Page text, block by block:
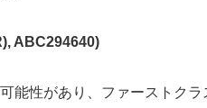
, ABC294640)
能性があり、ファーストク